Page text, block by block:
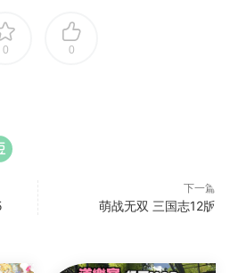
0 0
下一篇
萌战无双 三国志12版